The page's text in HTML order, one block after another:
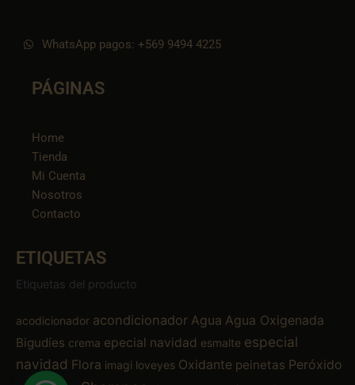
WhatsApp pagos: +569 9494 4225
PÁGINAS
Home
Tienda
Mi Cuenta
Nosotros
Contacto
ETIQUETAS
Etiquetas del producto
acodicionador acondicionador Agua Agua Oxigenada
Bigudíes crema epecial navidad esmalte especial
navidad Flora imagi loveyes Oxidante peinetas Peróxido